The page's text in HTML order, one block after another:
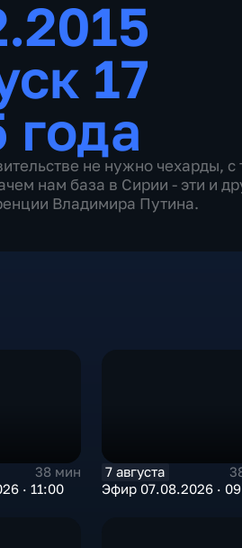
17
года
не нужно чехарды, с
нам база в Сирии - эти и
Владимира Путина.
38 мин
· 11:00
7 августа
Эфир 07.08.2026 ·